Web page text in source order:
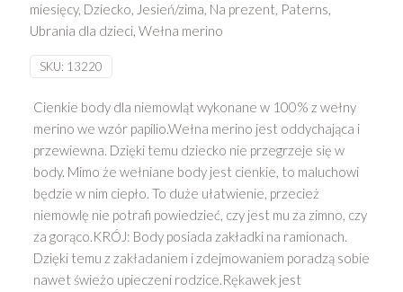
miesięcy, Dziecko, Jesień/zima, Na prezent, Paterns,
Ubrania dla dzieci, Wełna merino
SKU: 13220
Cienkie body dla niemowląt wykonane w 100% z wełny
merino we wzór papilio.Wełna merino jest oddychająca i
przewiewna. Dzięki temu dziecko nie przegrzeje się w
body. Mimo że wełniane body jest cienkie, to maluchowi
będzie w nim ciepło. To duże ułatwienie, przecież
niemowlę nie potrafi powiedzieć, czy jest mu za zimno, czy
za gorąco.KRÓJ: Body posiada zakładki na ramionach.
Dzięki temu z zakładaniem i zdejmowaniem poradzą sobie
nawet świeżo upieczeni rodzice.Rękawek jest